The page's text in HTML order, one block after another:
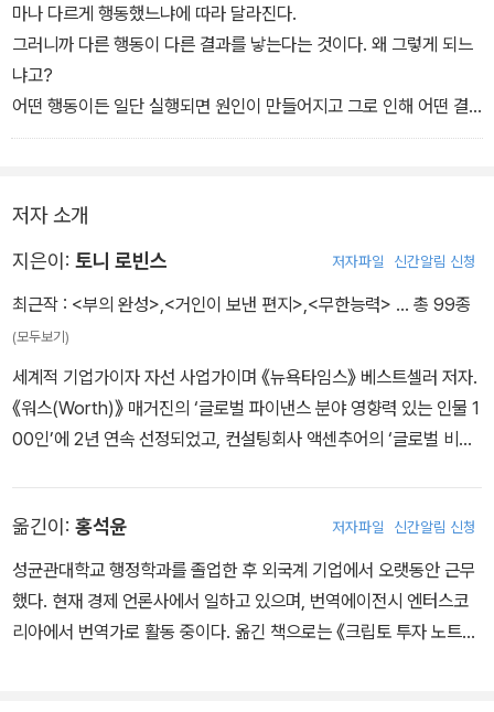
마나 다르게 행동했느냐에 따라 달라진다.
그러니까 다른 행동이 다른 결과를 낳는다는 것이다. 왜 그렇게 되느
냐고?
어떤 행동이든 일단 실행되면 원인이 만들어지고 그로 인해 어떤 결
과가 발생되고, 계속 그 결과에 따라 다른 결과가 일어나서 우리를 특
저자 소개
지은이: 토니 로빈스 저자파일 신간알림 신청
최근작 : <부의 완성> <거인이 보낸 편지> <무한능력> … 총 99종
(모두보기)
세계적 기업가이자 자선 사업가이며 《뉴욕타임스》 베스트셀러 저자.
《워스(Worth)》 매거진의 ‘글로벌 파이낸스 분야 영향력 있는 인물 1
00인’에 2년 연속 선정되었고, 컨설팅회사 액센추어의 ‘글로벌 비즈
리한 이들을 심층 취재하여 경제적 자유로 가는 일곱 가지 법칙을 밝
힌 『MONEY 머니』와 세계 0.001%의 부의 거인들만이 알고 있는
머니 시크릿을 공개한 『흔들리지 않는 돈의 법칙』을 출간하며 부의
공식을 세상에 전파하는 데 앞장서 왔다. 삶의 주체가 되어 분명한 목
옮긴이: 홍석윤 저자파일 신간알림 신청
성균관대학교 행정학과를 졸업한 후 외국계 기업에서 오랫동안 근무
했다. 현재 경제 언론사에서 일하고 있으며, 번역에이전시 엔터스코
리아에서 번역가로 활동 중이다. 옮긴 책으로는 《크립토 투자 노트》,